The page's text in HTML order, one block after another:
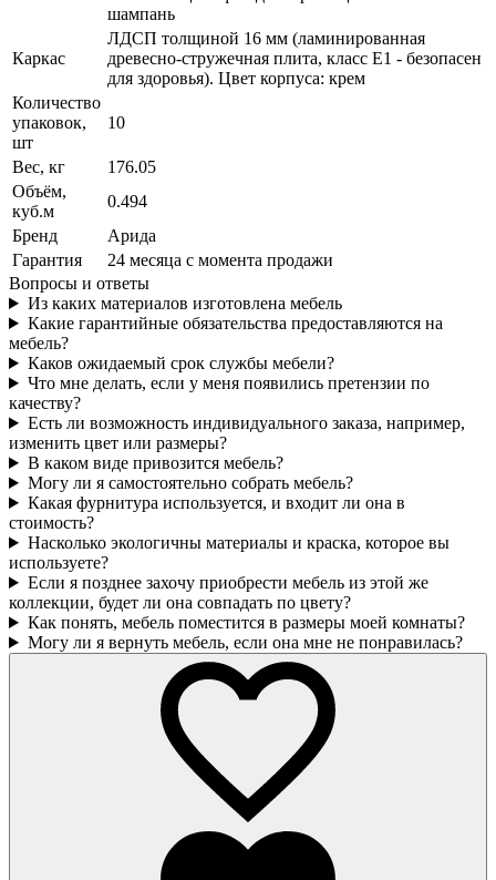
шампань
Каркас
ЛДСП толщиной 16 мм (ламинированная
древесно-стружечная плита, класс E1 - безопасен
для здоровья). Цвет корпуса: крем
Количество
упаковок,
шт
10
Вес, кг
176.05
Объём,
куб.м
0.494
Бренд
Арида
Гарантия
24 месяца с момента продажи
Вопросы и ответы
Из каких материалов изготовлена мебель
Какие гарантийные обязательства предоставляются на
мебель?
Каков ожидаемый срок службы мебели?
Что мне делать, если у меня появились претензии по
качеству?
Есть ли возможность индивидуального заказа, например,
изменить цвет или размеры?
В каком виде привозится мебель?
Могу ли я самостоятельно собрать мебель?
Какая фурнитура используется, и входит ли она в
стоимость?
Насколько экологичны материалы и краска, которое вы
используете?
Если я позднее захочу приобрести мебель из этой же
коллекции, будет ли она совпадать по цвету?
Как понять, мебель поместится в размеры моей комнаты?
Могу ли я вернуть мебель, если она мне не понравилась?